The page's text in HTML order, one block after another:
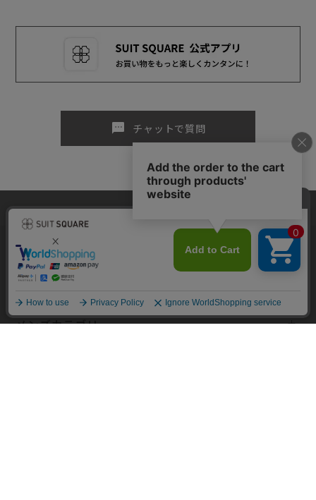
sms チャットで質問
MENS TOP WOMEN TOP
メンズカテゴリ
当サイトでは利用体験の向上およびコンテンツの最適な提供、トラフィ
ックの分析を目的としてCookieを使用しています。サイトの閲覧を継続
された場合、Cookieの利用に同意したものといたします。詳細について
はプライバシーポリシー をご確認ください。
同意して閉じる